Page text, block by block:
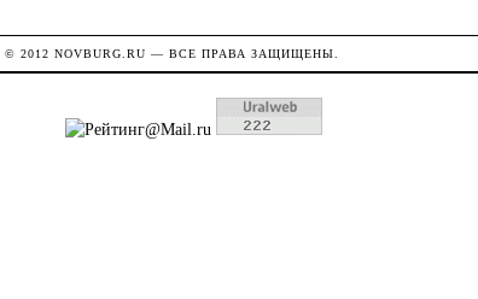
© 2012NOVBURG.RU — ВСЕ ПРАВА ЗАЩИЩЕНЫ.